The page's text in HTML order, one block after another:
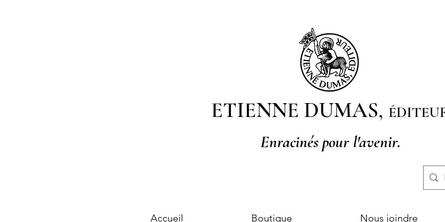
ETIENNE DUMAS,
Enracinés pour l'avenir.
Accueil Boutique Nous joindre